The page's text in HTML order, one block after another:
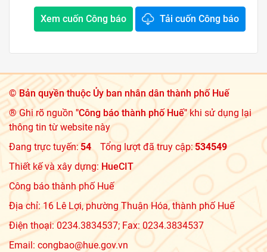
Xem cuốn Công báo Tải cuốn Công báo
©Bản quyền thuộc Ủy ban nhân dân thành phố Huế
® Ghi rõ nguồn "Công báo thành phố Huế"khi sử dụng lại
thông tin từ website này
Đang trực tuyến:54 Tổng lượt đã truy cập:534549
Thiết kế và xây dựng: HueCIT
Công báo thành phố Huế
Địa chỉ: 16 Lê Lợi, phường Thuận Hóa, thành phố Huế
Điện thoại: 0234.3834537; Fax: 0234.3834537
Email: congbao@hue.gov.vn